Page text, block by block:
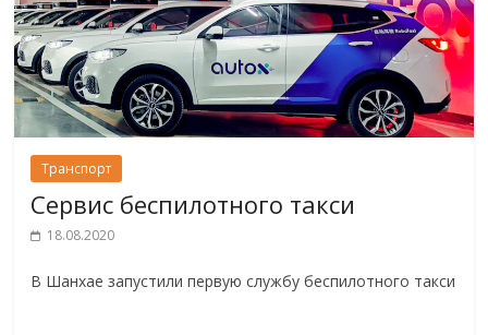
Транспорт
Сервис беспилотного такси
18.08.2020
В Шанхае запустили первую службу беспилотного такси